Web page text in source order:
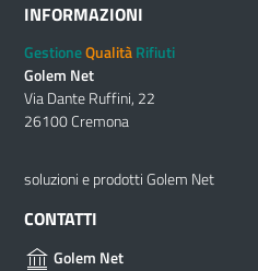
INFORMAZIONI
GestioneQualitàRifiuti
Golem Net
Via Dante Ruffini, 22
26100 Cremona
soluzioni e prodotti Golem Net
CONTATTI
Golem Net